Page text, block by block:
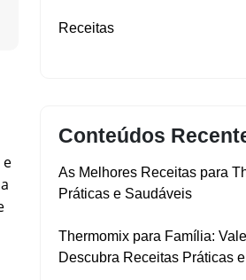
Receitas
Conteúdos
As Melhores Receitas para
Práticas e Saudáveis
Thermomix para Família:
Descubra Receitas Práticas